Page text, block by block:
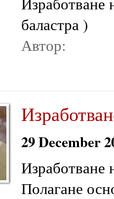
баластра )
Автор:
29 December
Изработване
Полагане